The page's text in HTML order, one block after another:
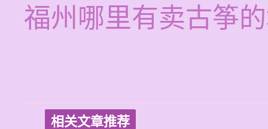
福州哪里有卖古筝
相关文章推荐